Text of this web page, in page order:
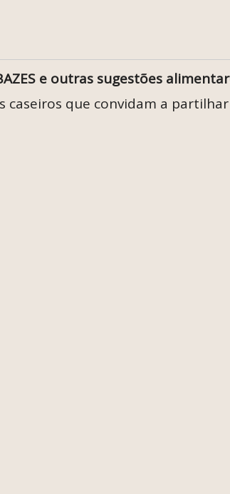
e outras sugestões
caseiros que convidam a